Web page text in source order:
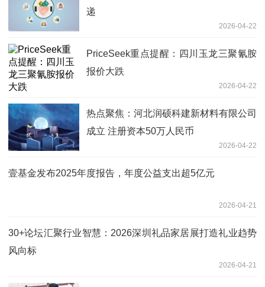
递
2026-04-22
PriceSeek重点提醒：四川玉龙三聚氰胺
报价大跌
2026-04-22
热点聚焦：河北润硕科建新材料有限公司
成立 注册资本50万人民币
2026-04-22
壹基金发布2025年度报告，年度公益支出超5亿元
2026-04-21
30+论坛汇聚行业智慧：2026深圳礼品家居展打造礼业趋势
风向标
2026-04-21